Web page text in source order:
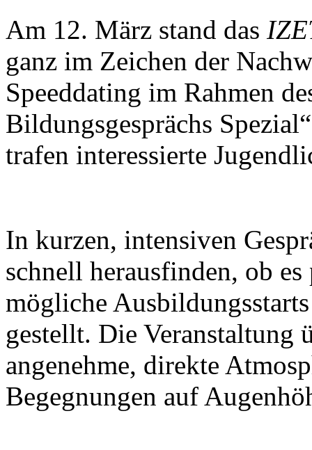
Am 12. März stand das
ganz im Zeichen der
Speeddating im Rahmen
Bildungsgesprächs
trafen interessierte
In kurzen, intensiven
schnell herausfinden, ob
mögliche
gestellt. Die Veranstaltung
angenehme, direkte
Begegnungen auf